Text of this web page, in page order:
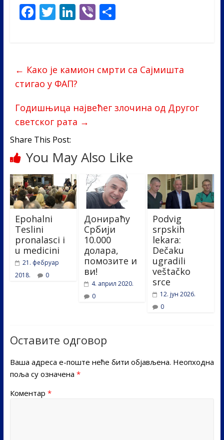
F
ac
o
o
k
T
w
Li
n
dI
n
Vi
b
S
← Како је камион смрти са Сајмишта
стигао у ФАП?
Годишњица највећег злочина од Другог
светског рата →
Share This Post:
You May Also Like
Epohalni
Teslini
pronalasci i
u medicini
21. фебруар
2018.
0
Донираћу
Србији
10.000
долара,
помозите и
ви!
4. април 2020.
0
Podvig
srpskih
lekara:
Dečaku
ugradili
veštačko
srce
12. јун 2026.
0
Оставите одговор
Ваша адреса е-поште неће бити објављена. Неопходна
поља су означена *
Коментар *